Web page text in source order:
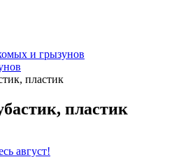
и грызунов
пластик
пластик